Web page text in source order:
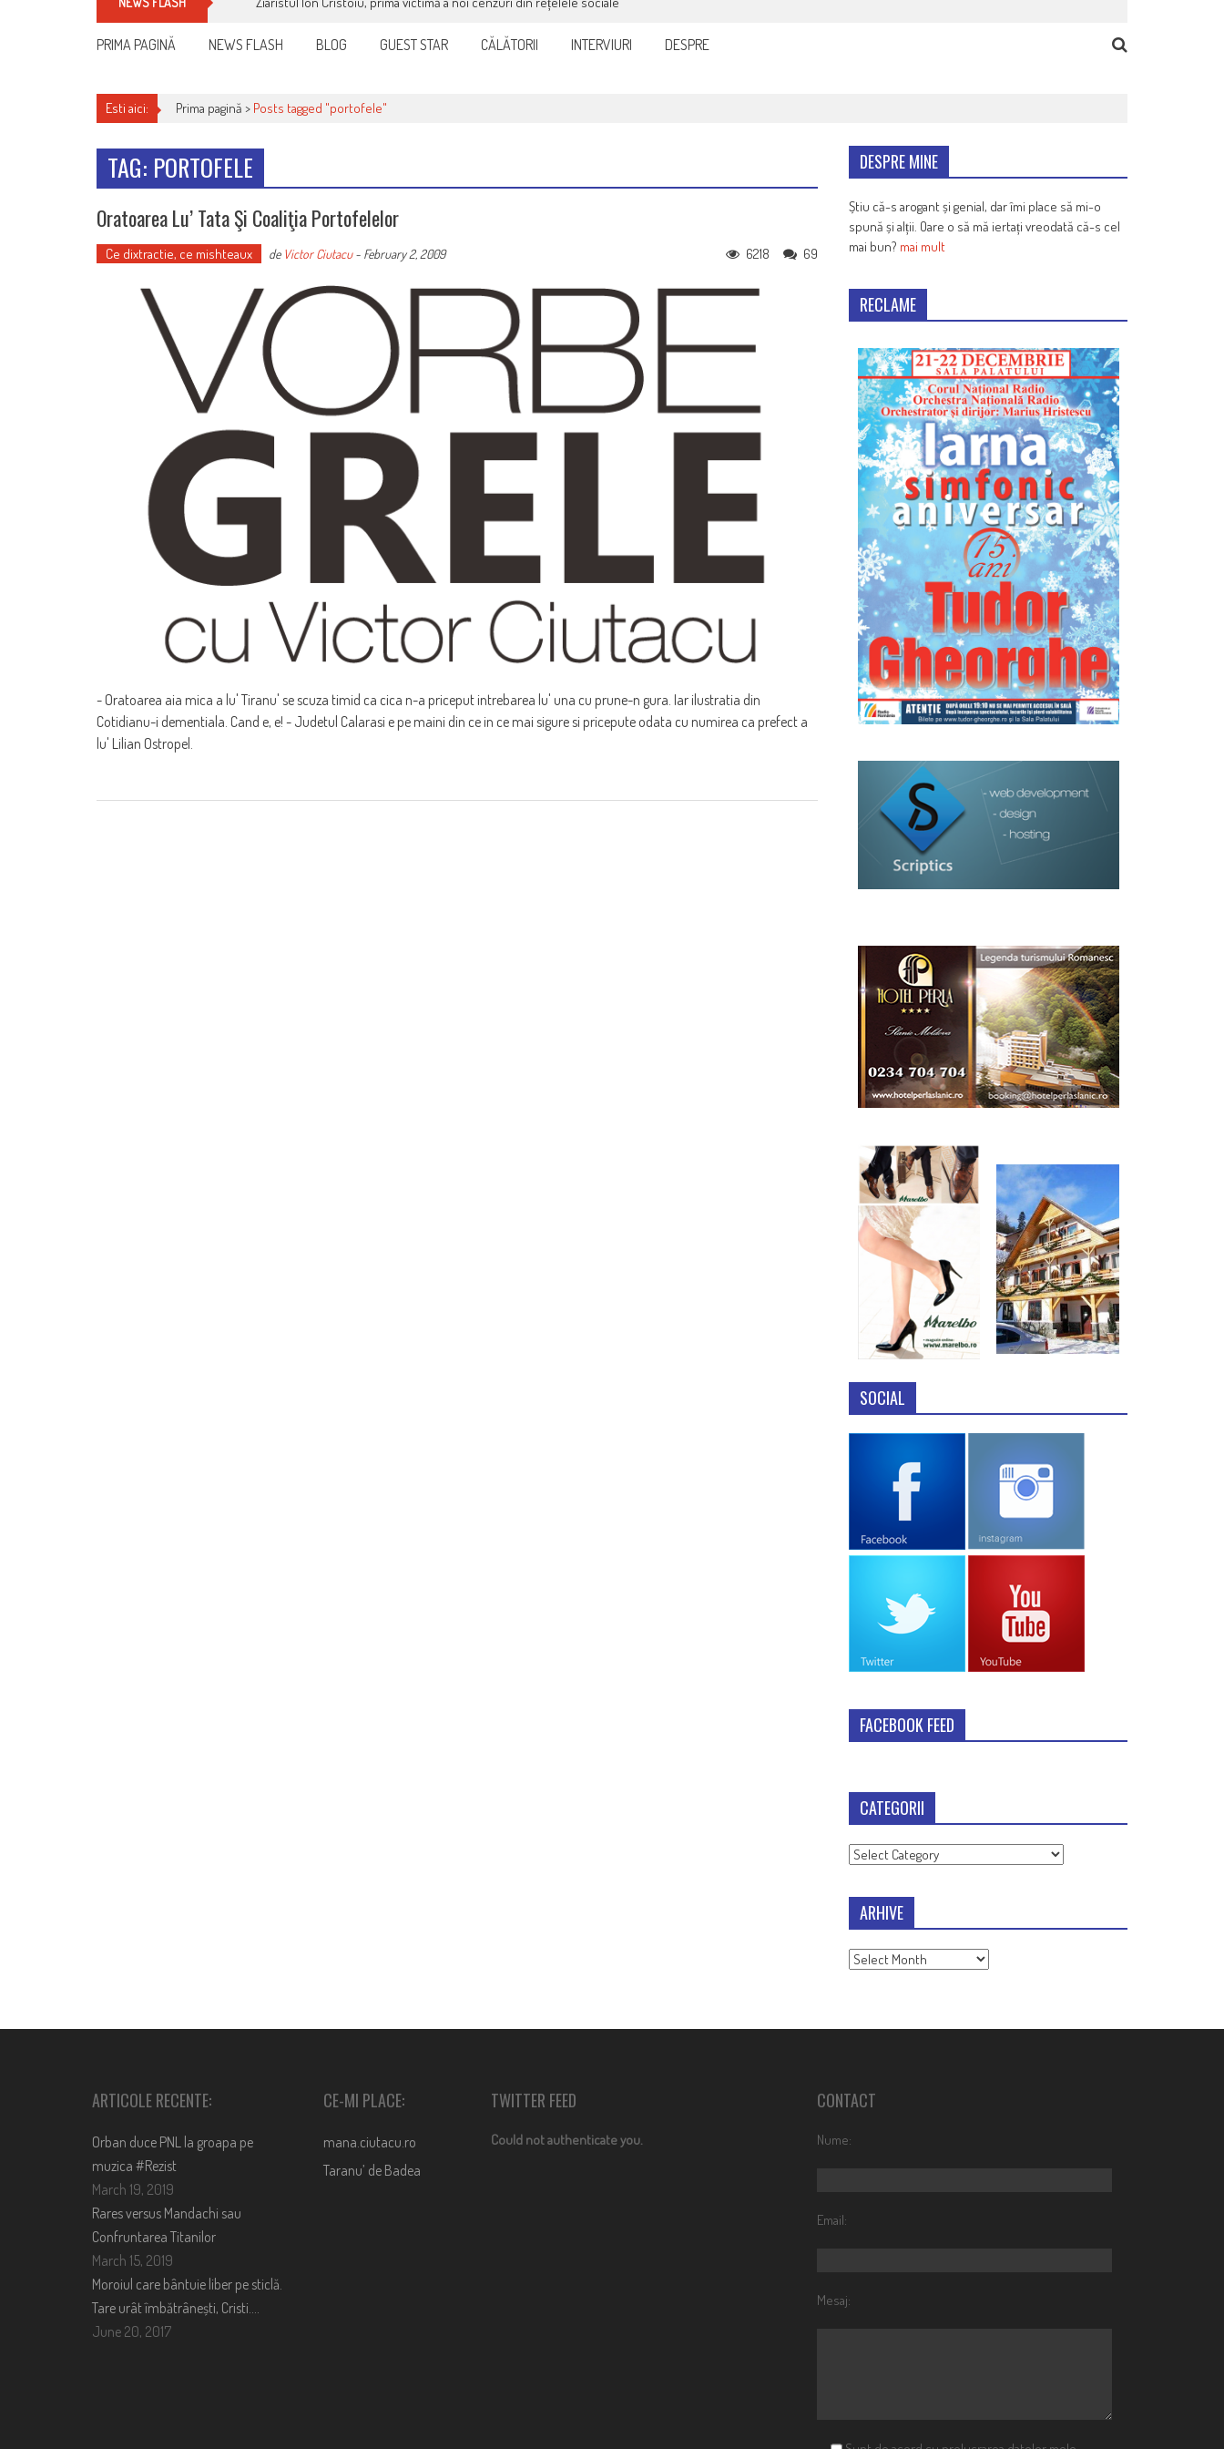
PRIMA PAGINĂ NEWS FLASH BLOG GUEST STAR CĂLĂTORII INTERVIURI DESPRE
Esti aici: Prima pagină > Posts tagged "portofele"
TAG: PORTOFELE
Oratoarea Lu’ Tata Şi Coaliţia Portofelelor
Ce dixtractie, ce mishteaux de Victor Ciutacu- February 2, 2009 69
6218
- Oratoarea aia mica a lu' Tiranu' se scuza timid ca cica n-a priceput intrebarea lu' una cu prune-n gura. Iar ilustratia din
Cotidianu-i dementiala. Cand e, e! - Judetul Calarasi e pe maini din ce in ce mai sigure si pricepute odata cu numirea ca prefect a
lu' Lilian Ostropel.
DESPRE MINE
Știu că-s arogant și genial, dar îmi place să mi-o
spună și alții. Oare o să mă iertați vreodată că-s cel
mai bun? mai mult
RECLAME
SOCIAL
FACEBOOK FEED
CATEGORII
Categorii
ARHIVE
Arhive
ARTICOLE RECENTE:
Orban duce PNL la groapa pe
muzica #Rezist
March 19, 2019
Rares versus Mandachi sau
Confruntarea Titanilor
March 15, 2019
Moroiul care bântuie liber pe sticlă.
Tare urât îmbătrânești, Cristi….
June 20, 2017
CE-MI PLACE:
mana.ciutacu.ro
Taranu’ de Badea
TWITTER FEED
Could not authenticate you.
CONTACT
Nume:
Email:
Mesaj: